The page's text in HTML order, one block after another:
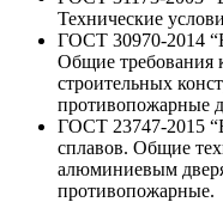
Технические
ГОСТ 30970-2014
Общие требования
строительных
противопожарные
ГОСТ 23747-2015
сплавов. Общие
алюминиевым
противопожарные.